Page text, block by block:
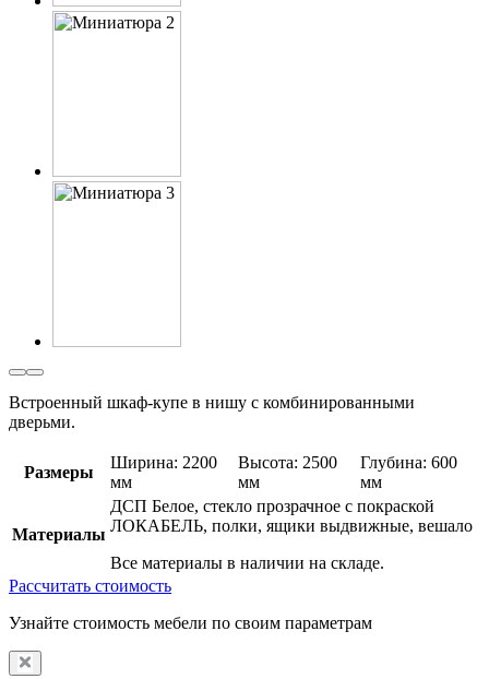
Встроенный шкаф-купе в нишу с комбинированными
дверьми.
Размеры
Ширина: 2200
мм
Высота: 2500
мм
Глубина: 600
мм
Материалы
ДСП Белое, стекло прозрачное с покраской
ЛОКАБЕЛЬ, полки, ящики выдвижные, вешало
Все материалы в наличии на складе.
Рассчитать стоимость
Узнайте стоимость мебели по своим параметрам